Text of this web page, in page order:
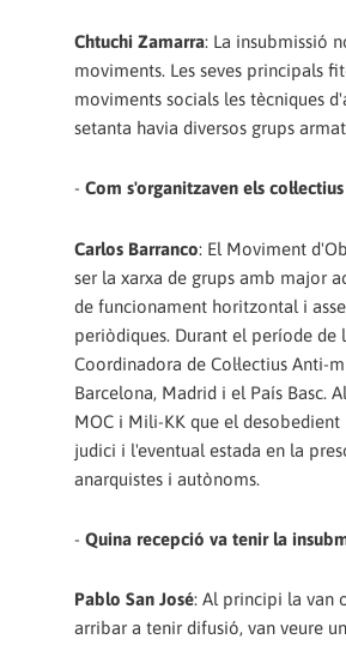
Chtuchi Zamarra: La insubmissió
moviments. Les seves principals
moviments socials les tècniques
setanta havia diversos grups
- Com s'organitzaven els
Carlos Barranco: El Moviment
ser la xarxa de grups amb major
de funcionament horitzontal i
periòdiques. Durant el període de
Coordinadora de Col·lectius
Barcelona, Madrid i el País Basc.
MOC i Mili-KK que el
judici i l'eventual estada en la
anarquistes i autònoms.
- Quina recepció va tenir la
Pablo San José: Al principi la van
arribar a tenir difusió, van veure